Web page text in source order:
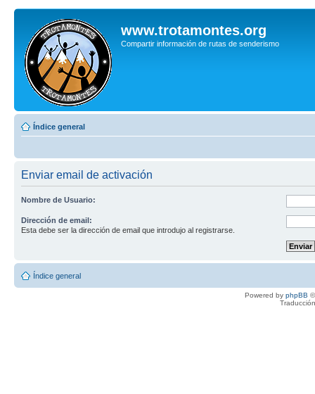
www.trotamontes.org
Compartir información de rutas de senderismo
Índice general
Enviar email de activación
Nombre de Usuario:
Dirección de email:
Esta debe ser la dirección de email que introdujo al registrarse.
Índice general
Powered by phpBB